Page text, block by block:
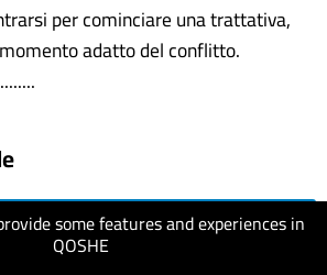
some features and experiences in
QOSHE
per cominciare una trattativa,
adatto del conflitto.
visit website